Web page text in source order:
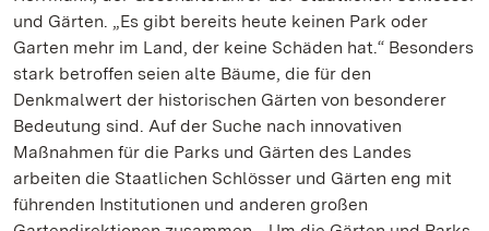
und Gärten. „Es gibt bereits heute keinen Park oder
Garten mehr im Land, der keine Schäden hat.“ Besonders
stark betroffen seien alte Bäume, die für den
Denkmalwert der historischen Gärten von besonderer
Bedeutung sind. Auf der Suche nach innovativen
Maßnahmen für die Parks und Gärten des Landes
arbeiten die Staatlichen Schlösser und Gärten eng mit
führenden Institutionen und anderen großen